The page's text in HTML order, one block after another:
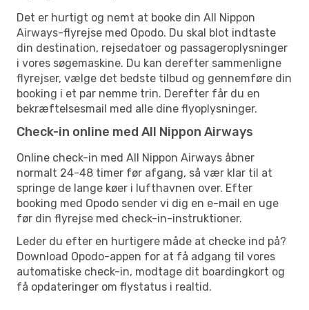
Det er hurtigt og nemt at booke din All Nippon
Airways-flyrejse med Opodo. Du skal blot indtaste
din destination, rejsedatoer og passageroplysninger
i vores søgemaskine. Du kan derefter sammenligne
flyrejser, vælge det bedste tilbud og gennemføre din
booking i et par nemme trin. Derefter får du en
bekræftelsesmail med alle dine flyoplysninger.
Check-in online med All Nippon Airways
Online check-in med All Nippon Airways åbner
normalt 24-48 timer før afgang, så vær klar til at
springe de lange køer i lufthavnen over. Efter
booking med Opodo sender vi dig en e-mail en uge
før din flyrejse med check-in-instruktioner.
Leder du efter en hurtigere måde at checke ind på?
Download Opodo-appen for at få adgang til vores
automatiske check-in, modtage dit boardingkort og
få opdateringer om flystatus i realtid.